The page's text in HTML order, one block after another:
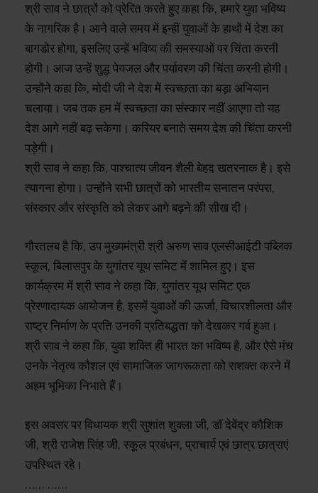
श्री साव ने छात्रों को प्रेरित करते हुए कहा कि, हमारे युवा भविष्य
के नागरिक है। आने वाले समय में इन्हीं युवाओं के हाथों में देश का
बागडोर होगा, इसलिए उन्हें भविष्य की समस्याओं पर चिंता करनी
होगी। आज उन्हें शुद्ध पेयजल और पर्यावरण की चिंता करनी होगी।
उन्होंने कहा कि, मोदी जी ने देश में स्वच्छता का बड़ा अभियान
चलाया। जब तक हम में स्वच्छता का संस्कार नहीं आएगा तो यह
देश आगे नहीं बढ़ सकेगा। करियर बनाते समय देश की चिंता करनी
पड़ेगी।
श्री साव ने कहा कि, पाश्चात्य जीवन शैली बेहद खतरनाक है। इसे
त्यागना होगा। उन्होंने सभी छात्रों को भारतीय सनातन परंपरा,
संस्कार और संस्कृति को लेकर आगे बढ़ने की सीख दी।
गौरतलब है कि, उप मुख्यमंत्री श्री अरुण साव एलसीआईटी पब्लिक
स्कूल, बिलासपुर के युगांतर यूथ समिट में शामिल हुए। इस
कार्यक्रम में श्री साव ने कहा कि, युगांतर यूथ समिट एक
प्रेरणादायक आयोजन है, इसमें युवाओं की ऊर्जा, विचारशीलता और
राष्ट्र निर्माण के प्रति उनकी प्रतिबद्धता को देखकर गर्व हुआ।
श्री साव ने कहा कि, युवा शक्ति ही भारत का भविष्य है, और ऐसे मंच
उनके नेतृत्व कौशल एवं सामाजिक जागरूकता को सशक्त करने में
अहम भूमिका निभाते हैं।
इस अवसर पर विधायक श्री सुशांत शुक्ला जी, डॉ देवेंद्र कौशिक
जी, श्री राजेश सिंह जी, स्कूल प्रबंधन, प्राचार्य एवं छात्र छात्राएं
उपस्थित रहे।
…… ……